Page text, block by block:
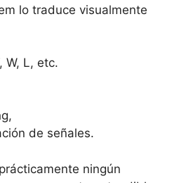
lo traduce visualmente
W, L, etc.
de señales.
ningún